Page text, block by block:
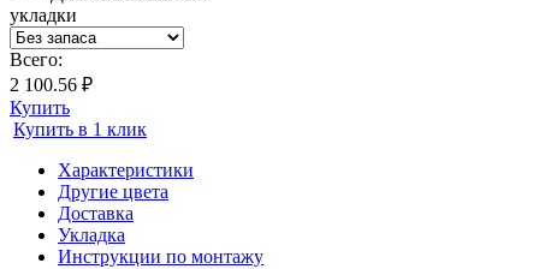
укладки
Всего:
2 100.56 ₽
Купить
Купить в 1 клик
Характеристики
Другие цвета
Доставка
Укладка
Инструкции по монтажу